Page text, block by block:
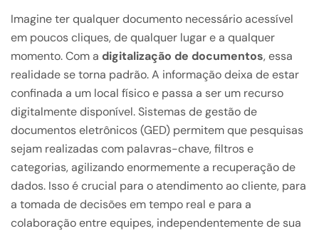
Imagine ter qualquer documento necessário acessível
em poucos cliques, de qualquer lugar e a qualquer
momento. Com a digitalização de documentos, essa
realidade se torna padrão. A informação deixa de estar
confinada a um local físico e passa a ser um recurso
digitalmente disponível. Sistemas de gestão de
documentos eletrônicos (GED) permitem que pesquisas
sejam realizadas com palavras-chave, filtros e
categorias, agilizando enormemente a recuperação de
dados. Isso é crucial para o atendimento ao cliente, para
a tomada de decisões em tempo real e para a
colaboração entre equipes, independentemente de sua